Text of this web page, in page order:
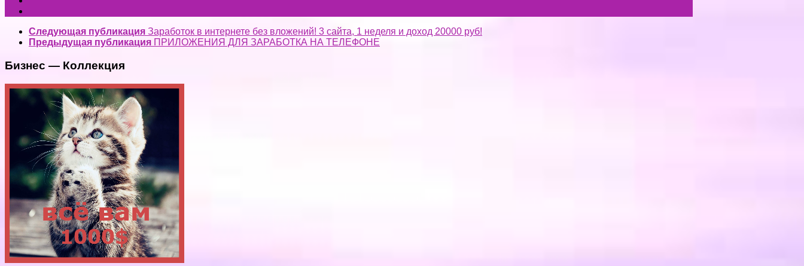
Следующая публикация Заработок в интернете без вложений! 3 сайта, 1 неделя и доход 20000 руб!
Предыдущая публикация ПРИЛОЖЕНИЯ ДЛЯ ЗАРАБОТКА НА ТЕЛЕФОНЕ
Бизнес — Коллекция